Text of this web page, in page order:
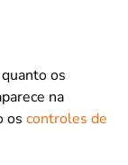
os
na
os controles de